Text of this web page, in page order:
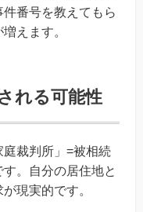
番号を教えてもら
えます。
れる可能性
裁判所」=被相続
。自分の居住地と
現実的です。